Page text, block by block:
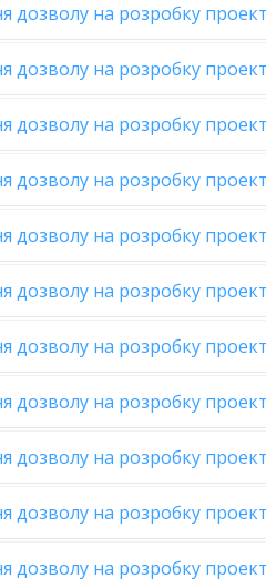
дозволу на розробку
дозволу на розробку
дозволу на розробку
дозволу на розробку
дозволу на розробку
дозволу на розробку
дозволу на розробку
дозволу на розробку
дозволу на розробку
дозволу на розробку
дозволу на розробку